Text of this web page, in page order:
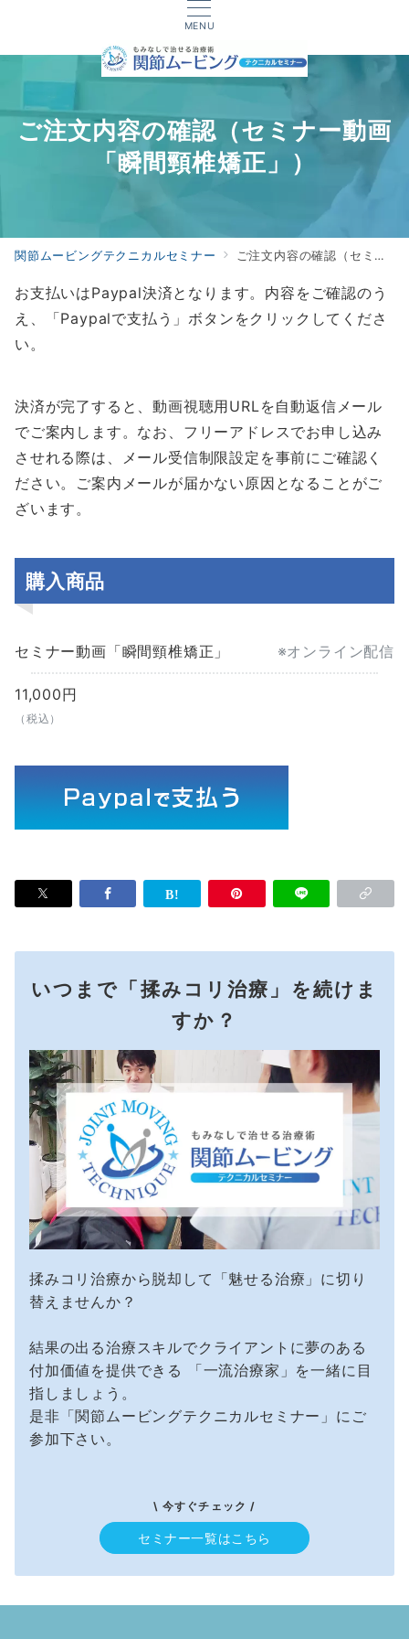
MENU
ご注文内容の確認（セミナー動画
「瞬間頸椎矯正」）
関節ムービングテクニカルセミナー ご注文内容の確認（セミナー動画「瞬間頸椎矯正」）
お支払いはPaypal決済となります。内容をご確認のう
え、「Paypalで支払う」ボタンをクリックしてくださ
い。
決済が完了すると、動画視聴用URLを自動返信メール
でご案内します。なお、フリーアドレスでお申し込み
させれる際は、メール受信制限設定を事前にご確認く
ださい。ご案内メールが届かない原因となることがご
ざいます。
購入商品
セミナー動画「瞬間頸椎矯正」 ※オンライン配信
11,000円
（税込）
いつまで「揉みコリ治療」を続けま
すか？
揉みコリ治療から脱却して「魅せる治療」に切り
替えませんか？
結果の出る治療スキルでクライアントに夢のある
付加価値を提供できる 「一流治療家」を一緒に目
指しましょう。
是非「関節ムービングテクニカルセミナー」にご
参加下さい。
\ 今すぐチェック /
セミナー一覧はこちら